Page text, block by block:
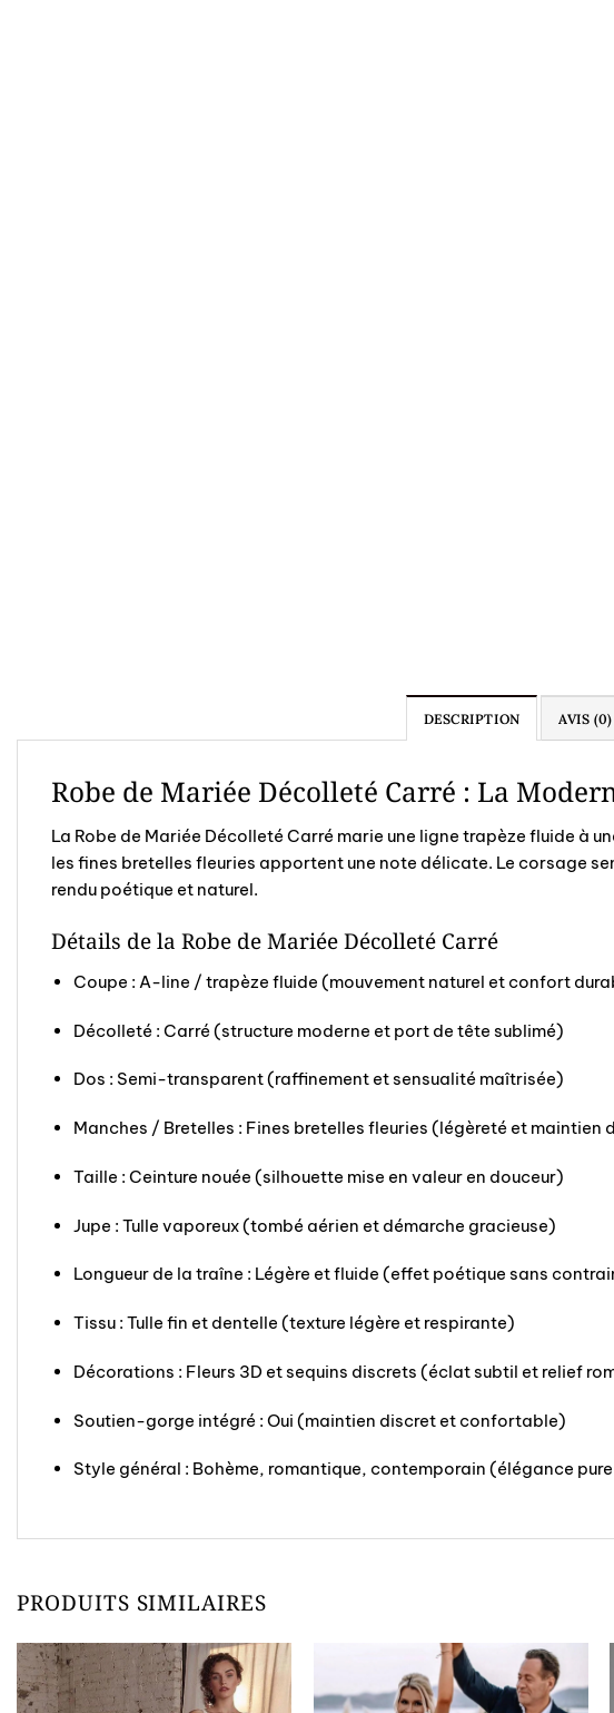
DESCRIPTION AVIS (0)
Robe de Mariée Décolleté Carré : La
La Robe de Mariée Décolleté Carré marie une ligne trapèze fluide à
les fines bretelles fleuries apportent une note délicate. Le corsage
rendu poétique et naturel.
Détails de la Robe de Mariée Décolleté Carré
Coupe : A-line / trapèze fluide (mouvement naturel et confort
Décolleté : Carré (structure moderne et port de tête sublimé)
Dos : Semi-transparent (raffinement et sensualité maîtrisée)
Manches / Bretelles : Fines bretelles fleuries (légèreté et maintien
Taille : Ceinture nouée (silhouette mise en valeur en douceur)
Jupe : Tulle vaporeux (tombé aérien et démarche gracieuse)
Longueur de la traîne : Légère et fluide (effet poétique sans
Tissu : Tulle fin et dentelle (texture légère et respirante)
Décorations : Fleurs 3D et sequins discrets (éclat subtil et relief
Soutien-gorge intégré : Oui (maintien discret et confortable)
Style général : Bohème, romantique, contemporain (élégance
PRODUITS SIMILAIRES